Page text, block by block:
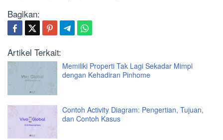
Bagikan:
Artikel Terkait:
Memiliki Properti Tak Lagi Sekadar Mimpi
dengan Kehadiran Pinhome
Contoh Activity Diagram: Pengertian, Tujuan,
dan Contoh Kasus